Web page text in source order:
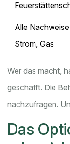
Alle
Strom, Gas
Wer das macht,
geschafft. Die
nachzufragen.
Das